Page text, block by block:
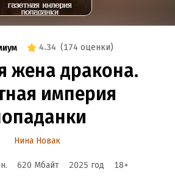
4.34 (174 оценки)
жена дракона.
империя
Нина Новак
620 Мбайт 2025 год 18+